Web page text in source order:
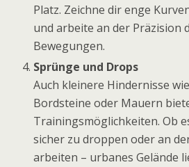
Platz. Zeichne dir enge
und arbeite an der Präzision
Bewegungen.
Sprünge und Drops
Auch kleinere Hindernisse
Bordsteine oder Mauern
Trainingsmöglichkeiten. Ob
sicher zu droppen oder an
arbeiten – urbanes Gelände